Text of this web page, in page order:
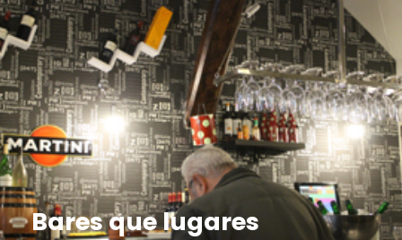
Bares que lugares